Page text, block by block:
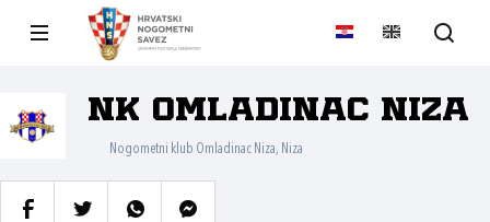
NK Omladinac Niza
Nogometni klub Omladinac Niza, Niza